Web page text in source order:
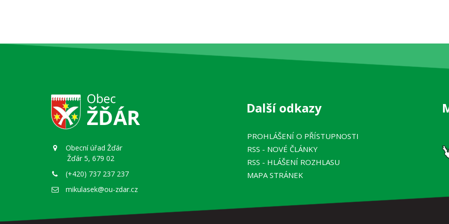
Obecní úřad Žďár
Žďár 5, 679 02
(+420) 737 237 237
mikulasek@ou-zdar.cz
Další odkazy
PROHLÁŠENÍ O PŘÍSTUPNOSTI
RSS - NOVÉ ČLÁNKY
RSS - HLÁŠENÍ ROZHLASU
MAPA STRÁNEK